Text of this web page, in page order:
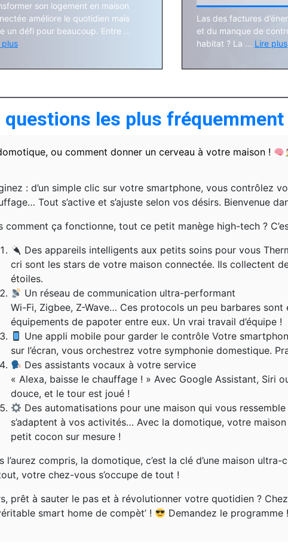
son logement en maison
améliore le quotidien mais
un défi pour beaucoup. Entre …
plus
Las des factures
et du manque de
habitat ? La … Lire plus
questions les plus fréquemment
ou comment donner un cerveau à votre maison !
: d’un simple clic sur votre smartphone, vous contrôlez
Tout s’active et s’ajuste selon vos désirs. Bienvenue
comment ça fonctionne, tout ce petit manège high-tech ?
Des appareils intelligents aux petits soins pour vous
cri sont les stars de votre maison connectée. Ils collectent
étoiles.
Un réseau de communication ultra-performant
Wi-Fi, Zigbee, Z-Wave… Ces protocols un peu barbares
équipements de papoter entre eux. Un vrai travail d’équipe !
Une appli mobile pour garder le contrôle Votre
sur l’écran, vous orchestrez votre symphonie domestique.
Des assistants vocaux à votre service
« Alexa, baisse le chauffage ! » Avec Google Assistant, Siri
douce, et le tour est joué !
Des automatisations pour une maison qui vous
s’adaptent à vos activités… Avec la domotique, votre
petit cocon sur mesure !
l’aurez compris, la domotique, c’est la clé d’une maison
votre chez-vous s’occupe de tout !
prêt à sauter le pas et à révolutionner votre quotidien ?
smart home de compèt’ !
Demandez le programme !